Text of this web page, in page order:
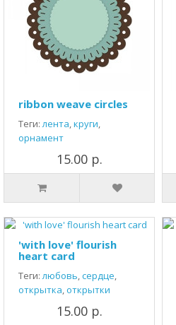
ribbon weave circles
Теги:лента,круги,
орнамент
15.00 р.
'with love' flourish
heart card
Теги:любовь,сердце,
открытка,открытки
15.00 р.